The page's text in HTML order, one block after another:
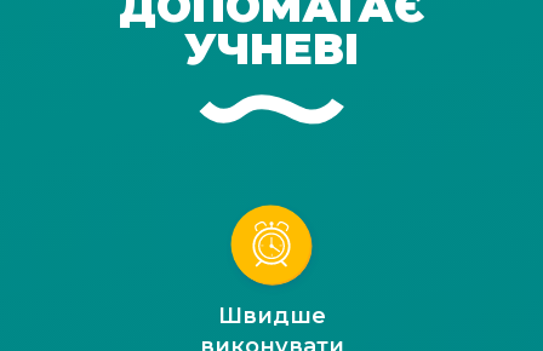
УЧНЕВІ
Швидше